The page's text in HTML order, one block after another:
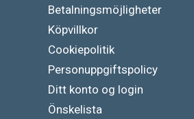
Betalningsmöjligheter
Köpvillkor
Cookiepolitik
Personuppgiftspolicy
Ditt konto og login
Önskelista